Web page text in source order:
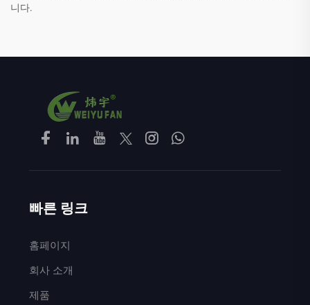
니다.
빠른 링크
홈페이지
회사 소개
제품